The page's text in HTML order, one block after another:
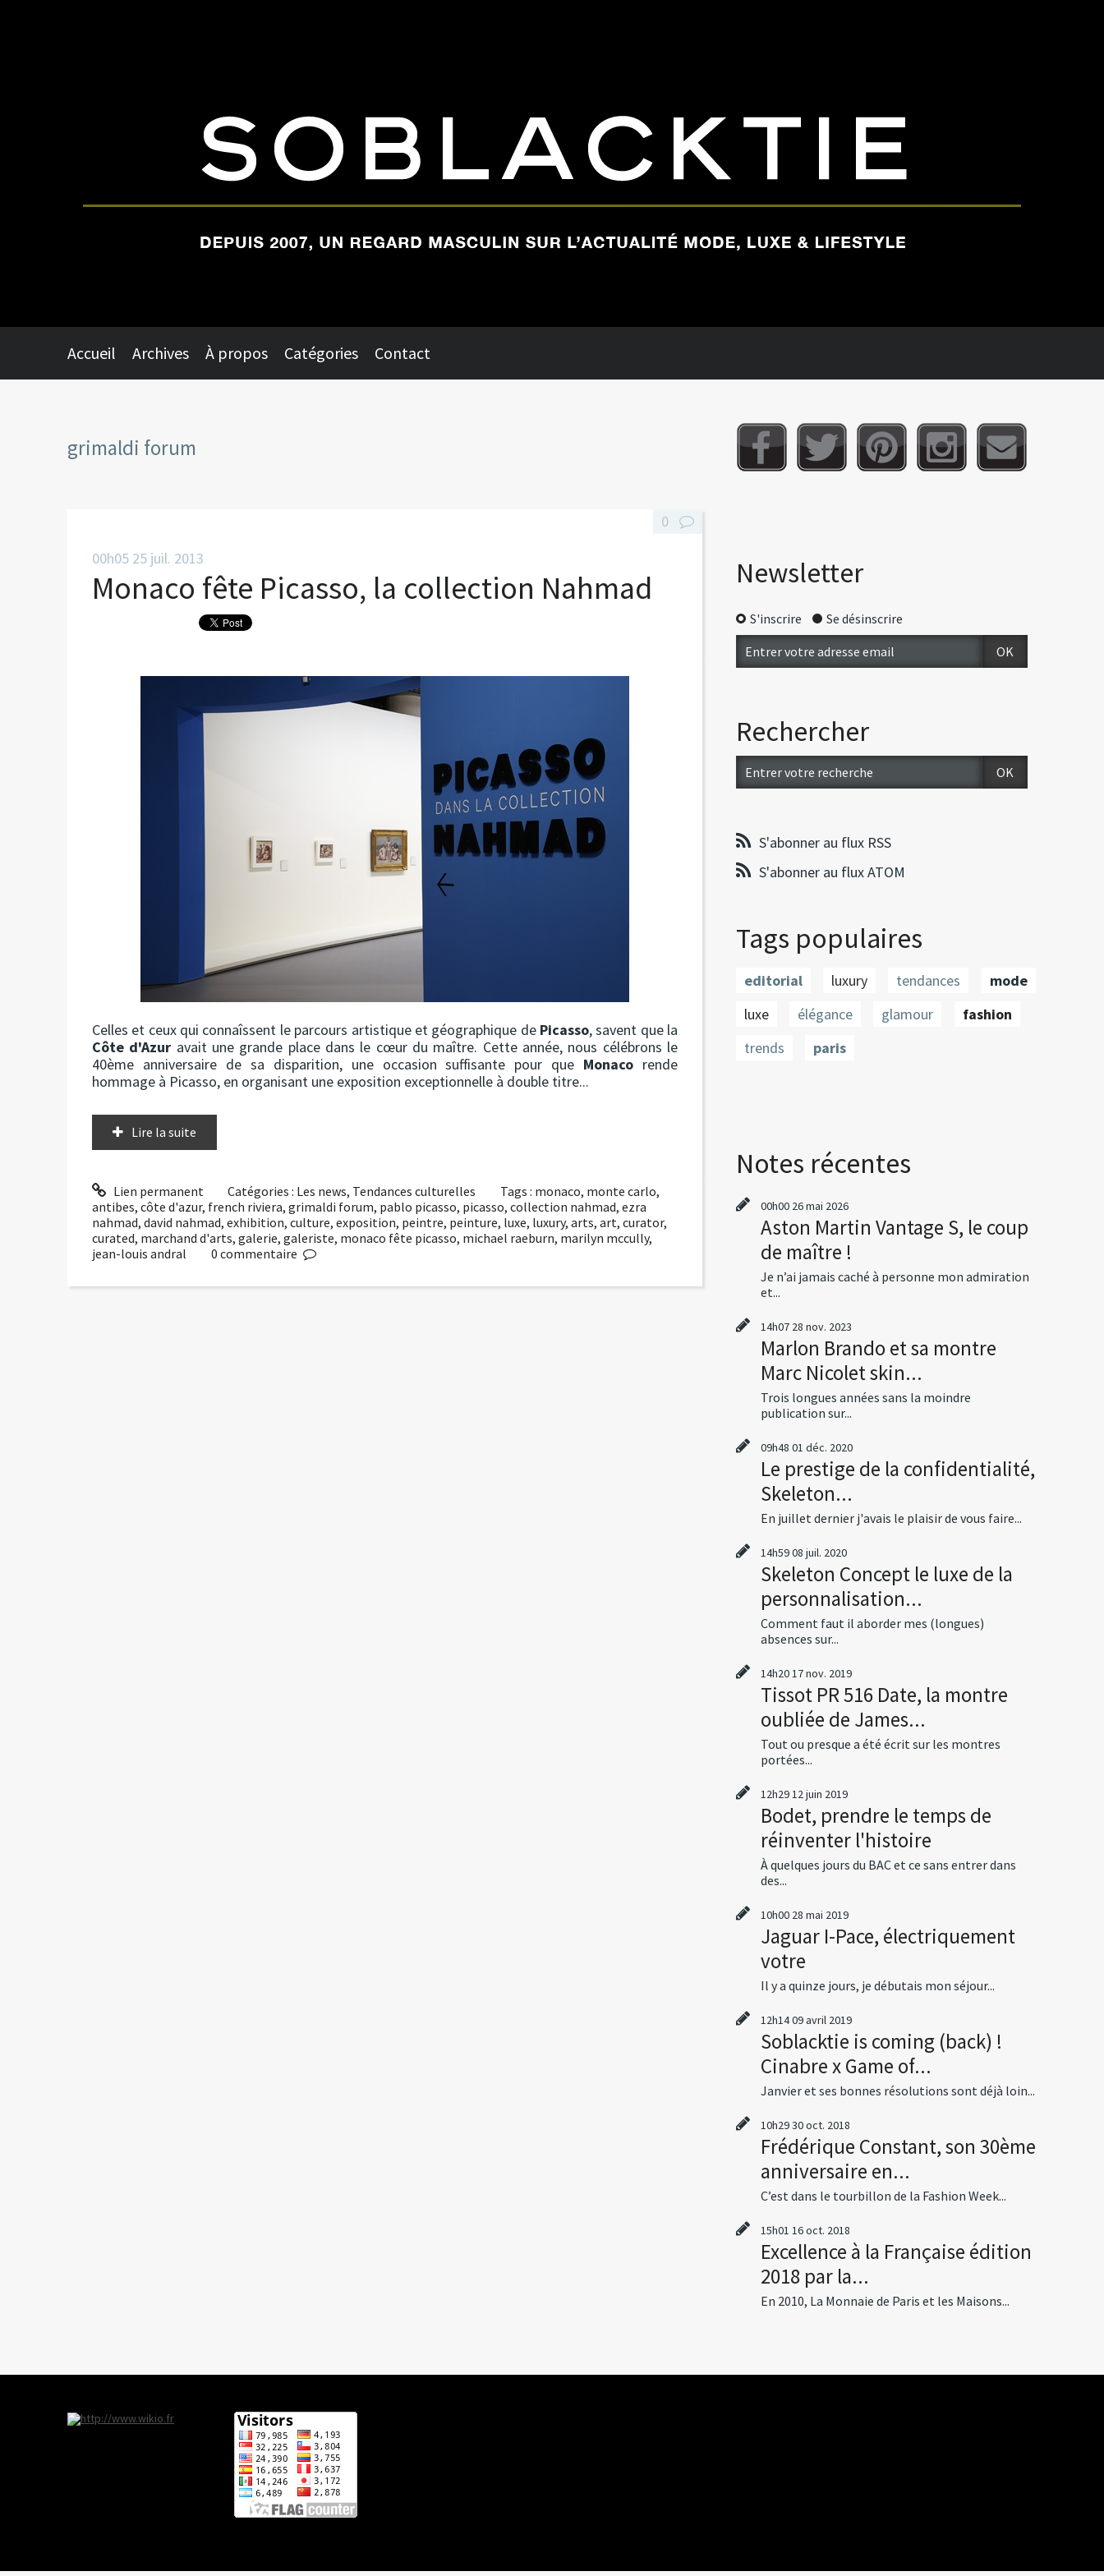
Accueil Archives À propos Catégories Contact
grimaldi forum
00h05 25 juil. 2013
Monaco fête Picasso, la collection Nahmad
Celles et ceux qui connaîssent le parcours artistique et géographique de Picasso, savent que la
Côte d'Azur avait une grande place dans le cœur du maître. Cette année, nous célébrons le
40ème anniversaire de sa disparition, une occasion suffisante pour que Monaco rende
hommage à Picasso, en organisant une exposition exceptionnelle à double titre...
Lire la suite
Lien permanent Catégories : Les news, Tendances culturelles Tags : monaco, monte carlo,
antibes, côte d'azur, french riviera, grimaldi forum, pablo picasso, picasso, collection nahmad, ezra
nahmad, david nahmad, exhibition, culture, exposition, peintre, peinture, luxe, luxury, arts, art, curator,
curated, marchand d'arts, galerie, galeriste, monaco fête picasso, michael raeburn, marilyn mccully,
jean-louis andral
0
0 commentaire
Newsletter
S'inscrire Se désinscrire
Rechercher
S'abonner au flux RSS
S'abonner au flux ATOM
Tags populaires
editorial luxury tendances
mode
luxe
élégance glamour
fashion
trends
paris
Notes récentes
00h00 26mai 2026
Aston Martin Vantage S, le coup
de maître !
Je n’ai jamais caché à personne mon admiration
et...
14h07 28 nov. 2023
Marlon Brando et sa montre
Marc Nicolet skin...
Trois longues années sans la moindre
publication sur...
09h48 01 déc. 2020
Le prestige de la confidentialité,
Skeleton...
En juillet dernier j'avais le plaisir de vous faire...
14h5908 juil. 2020
Skeleton Concept le luxe de la
personnalisation...
Comment faut il aborder mes (longues)
absences sur...
14h2017nov. 2019
Tissot PR 516 Date, la montre
oubliée de James...
Tout ou presque a été écrit sur les montres
portées...
12h2912juin 2019
Bodet, prendre le temps de
réinventer l'histoire
À quelques jours du BAC et ce sans entrer dans
des...
10h00 28 mai 2019
Jaguar I-Pace, électriquement
votre
Il y a quinze jours, je débutais mon séjour...
12h1409avril 2019
Soblacktie is coming (back) !
Cinabre x Game of...
Janvier et ses bonnes résolutions sont déjà loin...
10h2930oct. 2018
Frédérique Constant, son 30ème
anniversaire en...
C’est dans le tourbillon de la Fashion Week...
15h01 16oct. 2018
Excellence à la Française édition
2018 par la...
En 2010, La Monnaie de Paris et les Maisons...